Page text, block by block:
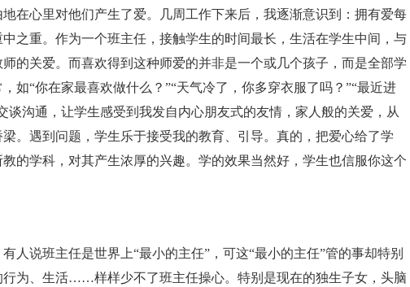
在心里对他们产生了爱。几周工作下来后，我逐渐意识到：拥有爱每
之重。作为一个班主任，接触学生的时间最长，生活在学生中间，与
的关爱。而喜欢得到这种师爱的并非是一个或几个孩子，而是全部学
如“你在家最喜欢做什么？”“天气冷了，你多穿衣服了吗？”“最近进
谈沟通，让学生感受到我发自内心朋友式的友情，家人般的关爱，从
。遇到问题，学生乐于接受我的教育、引导。真的，把爱心给了学
的学科，对其产生浓厚的兴趣。学的效果当然好，学生也信服你这个
人说班主任是世界上“最小的主任”，可这“最小的主任”管的事却特别
行为、生活……样样少不了班主任操心。特别是现在的独生子女，头脑